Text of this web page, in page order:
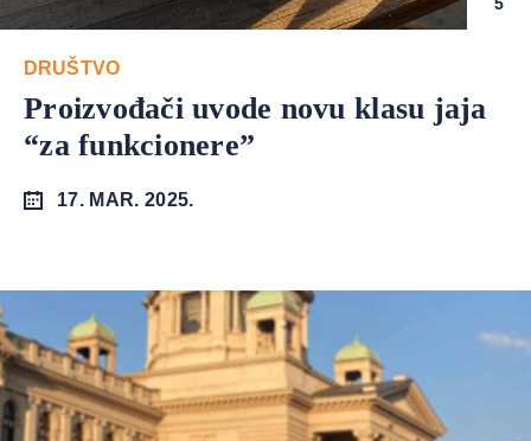
DRUŠTVO
Proizvođači uvode novu klasu jaja
“za funkcionere”
17. MAR. 2025.